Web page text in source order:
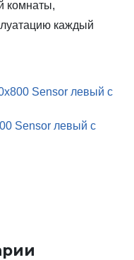
комнаты,
каждый
Sensor левый с
Sensor левый с